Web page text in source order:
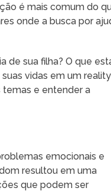
é mais comum do
onde a busca por
de sua filha? O que
vidas em um reality
temas e entender a
emocionais e
resultou em uma
que podem ser